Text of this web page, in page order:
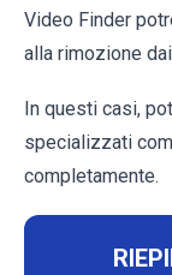
Video Finder
alla rimozione
In questi casi,
specializzati
completamente.